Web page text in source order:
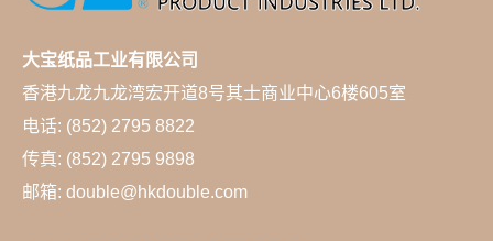
大宝纸品工业有限公司
香港九龙九龙湾宏开道8号其士商业中心6楼605室
电话: (852) 2795 8822
传真: (852) 2795 9898
邮箱: double@hkdouble.com